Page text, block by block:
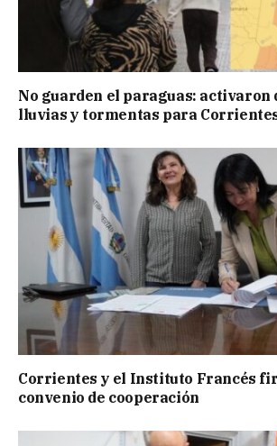
No guarden el paraguas: activaron
lluvias y tormentas para
Corrientes y el Instituto Francés
convenio de cooperación